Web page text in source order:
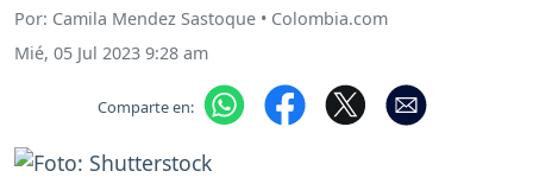
Por: Camila Mendez Sastoque • Colombia.com
Mié, 05 Jul 2023 9:28 am
Comparte en: